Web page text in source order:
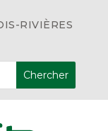
RIVIÈRES